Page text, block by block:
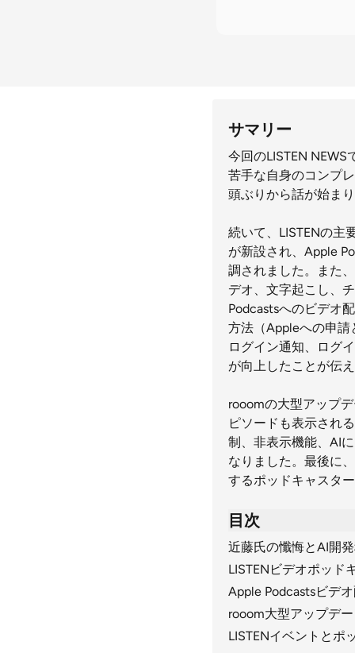
サマリー
今回のLISTEN
苦手な自身のコンプ
頭ぶりから話が始ま
続いて、LISTENの主
が新設され、Apple
調されました。また
デオ、文字起こし、
Podcastsへのビデオ
方法（Appleへの申請
ログイン通知、ログ
が向上したことが伝
rooomの大型アップ
ピソードも表示され
制、非表示機能、AI
なりました。最後に
するポッドキャスタ
目次
近藤氏の懺悔とAI開
LISTENビデオポッド
Apple Podcastsビデ
rooom大型アップデ
LISTENイベントとポ